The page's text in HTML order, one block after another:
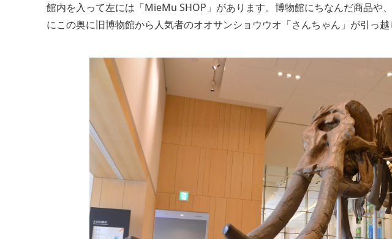
館内を入って左には「MieMu SHOP」があります。博物館にちなんだ商品や
にこの奥に旧博物館から人気者のオオサンショウウオ「さんちゃん」が引っ越